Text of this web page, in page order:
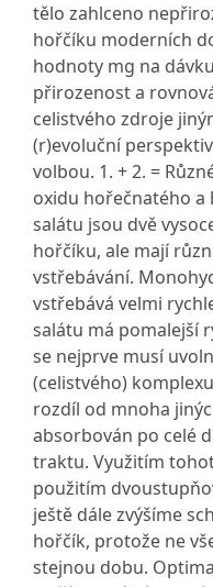
tělo zahlceno
hořčíku moderních
hodnoty mg na
přirozenost a
celistvého zdroje
(r)evoluční
volbou. 1. + 2. =
oxidu hořečnatého
salátu jsou dvě
hořčíku, ale mají
vstřebávání.
vstřebává velmi
salátu má pomalejší
se nejprve musí
(celistvého)
rozdíl od mnoha
absorbován po celé
traktu. Využitím
použitím
ještě dále zvýšíme
hořčík, protože ne
stejnou dobu.